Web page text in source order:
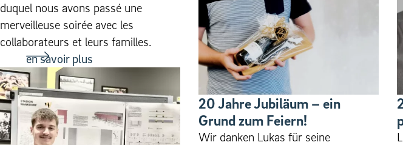
duquel nous avons passé une
merveilleuse soirée avec les
collaborateurs et leurs familles.
en savoir plus
20 Jahre Jubiläum – ein
Grund zum Feiern!
Wir danken Lukas für seine